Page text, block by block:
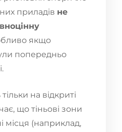
приладів не
якщо
попередньо
на відкриті
що тіньові зони
місця (наприклад,